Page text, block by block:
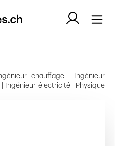
chauffage | Ingénieur
Ingénieur électricité | Physique